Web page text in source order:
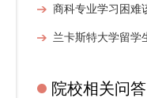
院校相关问答